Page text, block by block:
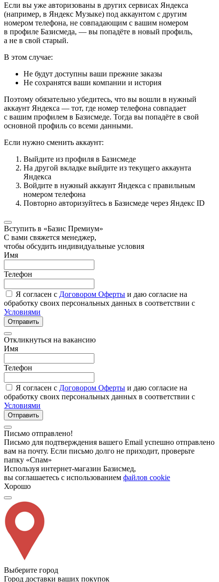
Если вы уже авторизованы в других сервисах Яндекса
(например, в Яндекс Музыке) под аккаунтом с другим
номером телефона, не совпадающим с вашим номером
в профиле Базисмеда, — вы попадёте в новый профиль,
а не в свой старый.
В этом случае:
Не будут доступны ваши прежние заказы
Не сохранятся ваши компании и история
Поэтому обязательно убедитесь, что вы вошли в нужный
аккаунт Яндекса — тот, где номер телефона совпадает
с вашим профилем в Базисмеде. Тогда вы попадёте в свой
основной профиль со всеми данными.
Если нужно сменить аккаунт:
Выйдите из профиля в Базисмеде
На другой вкладке выйдите из текущего аккаунта
Яндекса
Войдите в нужный аккаунт Яндекса с правильным
номером телефона
Повторно авторизуйтесь в Базисмеде через Яндекс ID
Вступить в «Базис Премиум»
С вами свяжется менеджер,
чтобы обсудить индивидуальные условия
Имя
Телефон
Я согласен с Договором Оферты и даю согласие на
обработку своих персональных данных в соответствии с
Условиями
Отправить
Откликнуться на вакансию
Имя
Телефон
Я согласен с Договором Оферты и даю согласие на
обработку своих персональных данных в соответствии с
Условиями
Отправить
Письмо отправлено!
Письмо для подтверждения вашего Email успешно отправлено
вам на почту. Если письмо долго не приходит, проверьте
папку «Спам»
Используя интернет-магазин Базисмед,
вы соглашаетесь с использованием файлов cookie
Хорошо
Выберите город
Город доставки ваших покупок